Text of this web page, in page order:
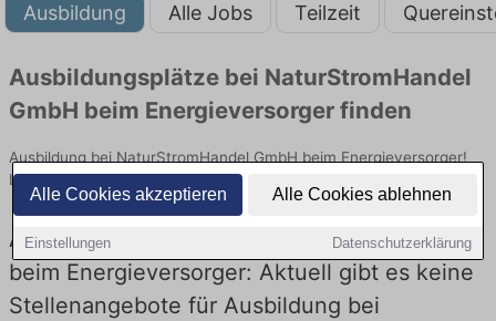
Alle Cookies akzeptieren Alle Cookies ablehnen
Einstellungen Datenschutzerklärung
Ausbildung Alle Jobs Teilzeit
Ausbildungsplätze bei NaturStromHandel
GmbH beim Energieversorger finden
Ausbildung bei NaturStromHandel GmbH beim Energieversorger!
Lehrstellen in Technik. Jetzt bewerben!
Ausbildung bei NaturStromHandel GmbH
beim Energieversorger: Aktuell gibt es keine
Stellenangebote für Ausbildung bei